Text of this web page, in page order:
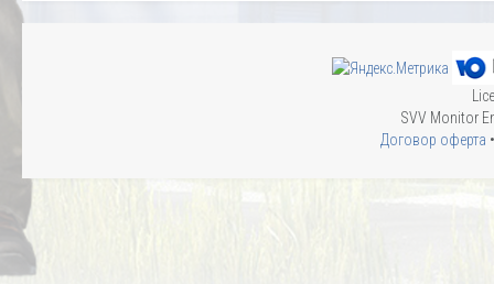
SVV Monitor
Договор оферта